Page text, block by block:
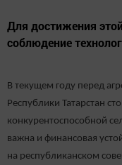
Для достижения
соблюдение
В текущем году перед
Республики Татарстан
конкурентоспособной
важна и финансовая
на республиканском